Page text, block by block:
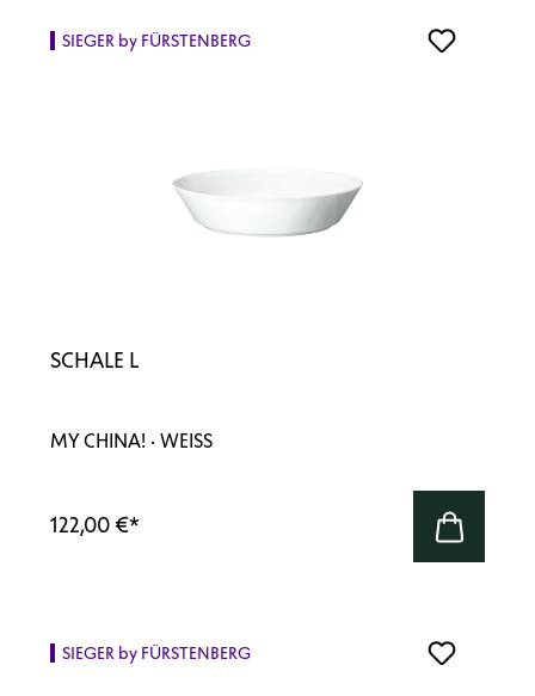
SIEGER by FÜRSTENBERG
SCHALE L
MY CHINA! · WEISS
122,00 €*
SIEGER by FÜRSTENBERG